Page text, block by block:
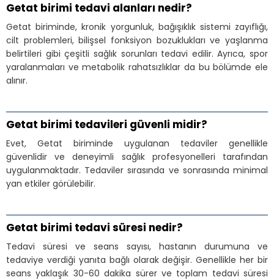
Getat birimi tedavi alanları nedir?
Getat biriminde, kronik yorgunluk, bağışıklık sistemi zayıflığı,
cilt problemleri, bilişsel fonksiyon bozuklukları ve yaşlanma
belirtileri gibi çeşitli sağlık sorunları tedavi edilir. Ayrıca, spor
yaralanmaları ve metabolik rahatsızlıklar da bu bölümde ele
alınır.
Getat birimi tedavileri güvenli midir?
Evet, Getat biriminde uygulanan tedaviler genellikle
güvenlidir ve deneyimli sağlık profesyonelleri tarafından
uygulanmaktadır. Tedaviler sırasında ve sonrasında minimal
yan etkiler görülebilir.
Getat birimi tedavi süresi nedir?
Tedavi süresi ve seans sayısı, hastanın durumuna ve
tedaviye verdiği yanıta bağlı olarak değişir. Genellikle her bir
seans yaklaşık 30-60 dakika sürer ve toplam tedavi süresi